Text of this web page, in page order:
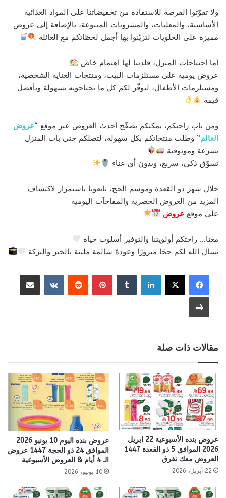
ولا تفوّتوا الفرصة للاستفادة من تخفيضاتنا على المواد الغذائية
الأساسية، والمعلبات، والمشروبات المتنوعة، بالإضافة إلى عروض
مميزة على الحلويات لتزيّنوا بها أجمل لحظاتكم مع العائلة
أما احتياجات المنزل، فلدينا لها اهتمام خاص
عروض يومية على مستلزمات البيت، ومنتجات العناية الشخصية،
ومستلزمات الأطفال، لنوفّر لكم كل ما تحتاجونه بسهولة وبأفضل
قيمة
ومن باب راحتكم، يمكنكم تصفّح أحدث العروض عبر موقع “عروض
العالم” وطلب منتجاتكم بكل سهولة، لتصلكم حتى باب المنزل
بسرعة وموثوقية
تسوّق ذكي، سريع، وبدون أي عناء
خلال شهر ذو القعدة وموسم الحج، تابعونا باستمرار لاكتشاف
المزيد من العروض الحصرية والمفاجآت اليومية
على موقع عروض
معنا… راحتكم أولويتنا والتوفير أسلوب حياة
نسأل الله لكم حجًا مبرورًا وعودةً سالمة مليئة بالخير والبركة
لينكدإن بينتيريست مشاركة عبر البريد
طباعة
مقالات ذات صلة
عروض بنده الأسبوعية 22 ابريل
2026 الموافق 5 ذو القعدة 1447
العروض معك تفرق
22 أبريل، 2026
عروض بنده اليوم 10 يونيو 2026
الموافق 24 ذو الحجة 1447 عروض
الـ 4 أيام & العروض الأسبوعية
10 يونيو، 2026